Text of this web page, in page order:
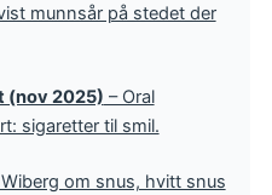
munnsår på stedet der
(nov 2025) – Oral
sigaretter til smil.
om snus, hvitt snus